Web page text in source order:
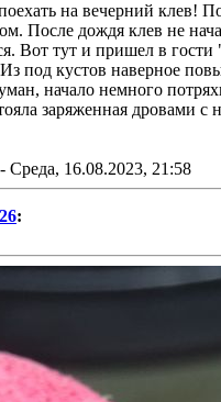
на вечерний клев!
После дождя клев не
Вот тут и пришел в
под кустов наверное
начало немного
заряженная дровами
- Среда, 16.08.2023, 21:58
: